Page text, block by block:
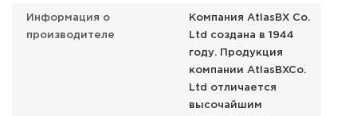
Информация о
производителе
Компания AtlasBX Co.
Ltd создана в 1944
году. Продукция
компании AtlasBXCo.
Ltd отличается
высочайшим